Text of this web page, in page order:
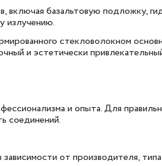
включая базальтовую подложку,
излучению.
стекловолокном
и эстетически
и опыта. Для
соединений.
от производителя,